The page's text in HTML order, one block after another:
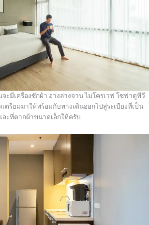
ะมีเครื่องซักผ้า อ่างล่างจาน ไมโครเวฟ โซฟาดูทีวี
ตรียมมาให้พร้อมกับทางเดินออกไปสู่ระเบียงที่เป็น
ละที่ตากผ้าขนาดเล็กให้ครับ